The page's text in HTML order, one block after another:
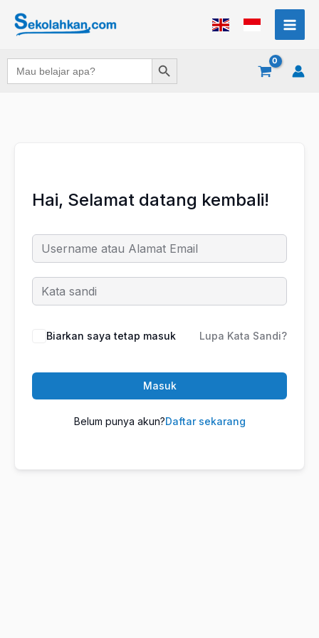
Search
for:
Search Button
Hai, Selamat datang kembali!
Biarkan saya tetap masuk Lupa Kata Sandi?
Masuk
Belum punya akun?Daftar sekarang